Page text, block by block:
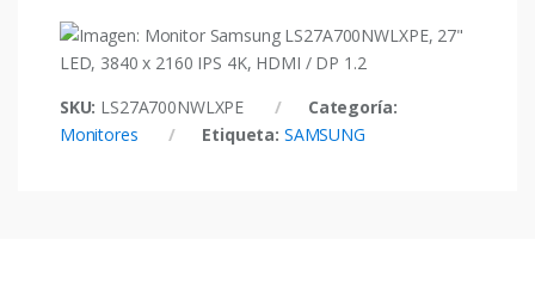
SKU: LS27A700NWLXPE
Categoría:
Monitores
Etiqueta: SAMSUNG